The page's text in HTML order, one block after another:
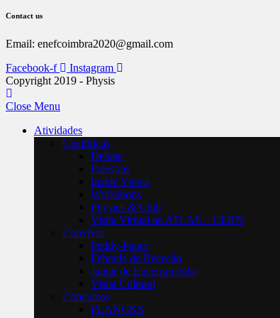
Contact us
Email: enefcoimbra2020@gmail.com
Facebook-f
Instagram
Copyright 2019 - Physis
Close Menu
Atividades
Científicas
Debate
Palestras
Inside Views
Workshops
Physics & Chill
Visita Virtual ao ATLAS – CERN
Convívio
Peddy-Paper
Febrada de Receção
Jantar de Encerramento
Visita Cultural
Concursos
PLANCKS